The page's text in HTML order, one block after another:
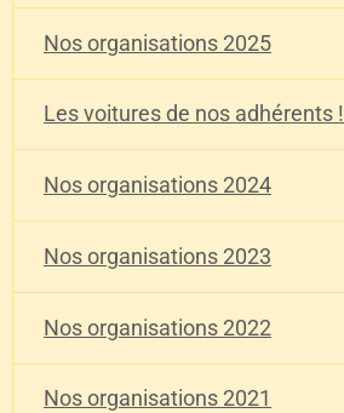
Nos organisations 2025
Les voitures de nos adhérents !
Nos organisations 2024
Nos organisations 2023
Nos organisations 2022
Nos organisations 2021